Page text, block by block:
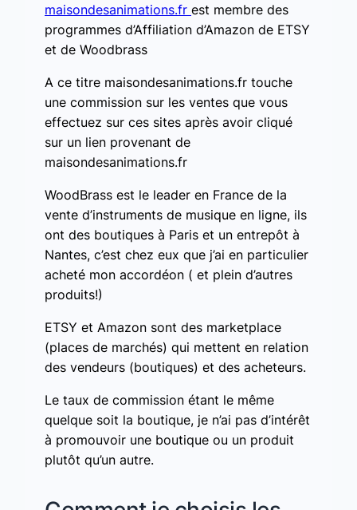
maisondesanimations.fr est membre des
programmes d’Affiliation d’Amazon de ETSY
et de Woodbrass
A ce titre maisondesanimations.fr touche
une commission sur les ventes que vous
effectuez sur ces sites après avoir cliqué
sur un lien provenant de
maisondesanimations.fr
WoodBrass est le leader en France de la
vente d’instruments de musique en ligne, ils
ont des boutiques à Paris et un entrepôt à
Nantes, c’est chez eux que j’ai en particulier
acheté mon accordéon ( et plein d’autres
produits!)
ETSY et Amazon sont des marketplace
(places de marchés) qui mettent en relation
des vendeurs (boutiques) et des acheteurs.
Le taux de commission étant le même
quelque soit la boutique, je n’ai pas d’intérêt
à promouvoir une boutique ou un produit
plutôt qu’un autre.